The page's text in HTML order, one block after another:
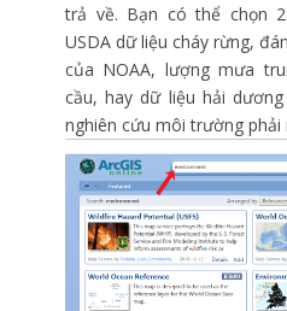
trả về. Bạn có thể chọn
USDA dữ liệu cháy rừng,
của NOAA, lượng mưa
cầu, hay dữ liệu hải
nghiên cứu môi trường phải